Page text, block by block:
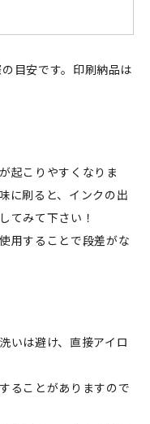
目安です。印刷納品は
起こりやすくなりま
に刷ると、インクの出
てみて下さい！
用することで段差がな
いは避け、直接アイロ
ることがありますので